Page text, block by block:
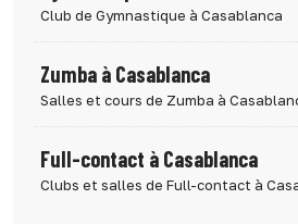
Club de Gymnastique à Casablanca
Zumba à Casablanca
Salles et cours de Zumba à
Full-contact à Casablanca
Clubs et salles de Full-contact à